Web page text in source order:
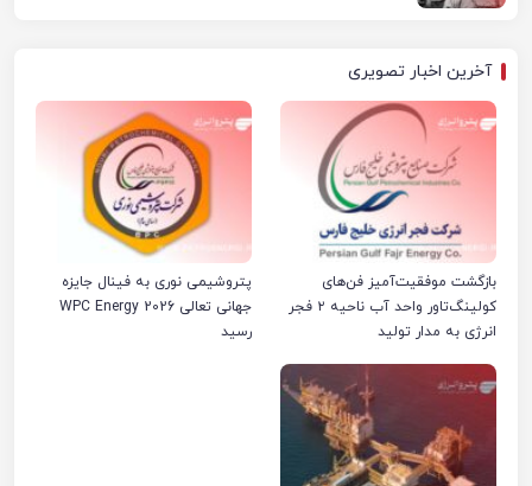
آخرین اخبار تصویری
بازگشت موفقیت‌آمیز فن‌های
کولینگ‌تاور واحد آب ناحیه ۲ فجر
انرژی به مدار تولید
پتروشیمی نوری به فینال جایزه
جهانی تعالی WPC Energy 2026
رسید